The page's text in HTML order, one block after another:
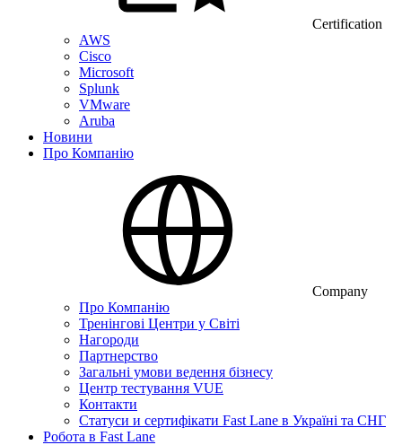
Certification
AWS
Cisco
Microsoft
Splunk
VMware
Aruba
Новини
Про Компанію
Company
Про Компанію
Тренінгові Центри у Світі
Нагороди
Партнерство
Загальні умови ведення бізнесу
Центр тестування VUE
Контакти
Статуси и сертифікати Fast Lane в Україні та СНГ
Робота в Fast Lane